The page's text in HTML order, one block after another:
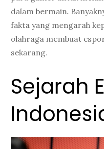
dalam bermain.
fakta yang mengarah
olahraga membuat
sekarang.
Sejarah